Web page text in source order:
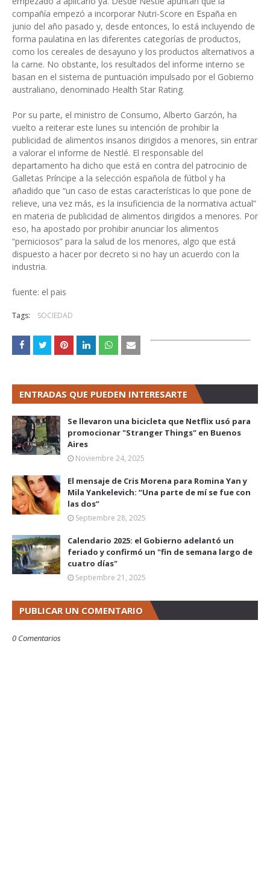
compañía empezó a incorporar Nutri-Score en España en
junio del año pasado y, desde entonces, lo está incluyendo de
forma paulatina en las diferentes categorías de productos,
como los cereales de desayuno y los productos alternativos a
la carne. No obstante, los resultados del informe interno se
basan en el sistema de puntuación impulsado por el Gobierno
australiano, denominado Health Star Rating.
Por su parte, el ministro de Consumo, Alberto Garzón, ha
vuelto a reiterar este lunes su intención de prohibir la
publicidad de alimentos insanos dirigidos a menores, sin entrar
a valorar el informe de Nestlé. El responsable del
departamento ha dicho que está en contra del patrocinio de
Galletas Príncipe a la selección española de fútbol y ha
añadido que “un caso de estas características lo que pone de
relieve, una vez más, es la insuficiencia de la normativa actual”
en materia de publicidad de alimentos dirigidos a menores. Por
eso, ha apostado por prohibir anunciar los alimentos
“perniciosos” para la salud de los menores, algo que está
dispuesto a hacer por decreto si no hay un acuerdo con la
industria.
fuente: el pais
Tags: SOCIEDAD
ENTRADAS QUE PUEDEN INTERESARTE
Se llevaron una bicicleta que Netflix usó para
promocionar "Stranger Things" en Buenos
Aires
Noviembre 24, 2025
El mensaje de Cris Morena para Romina Yan y
Mila Yankelevich: “Una parte de mí se fue con
las dos”
Septiembre 28, 2025
Calendario 2025: el Gobierno adelantó un
feriado y confirmó un "fin de semana largo de
cuatro días"
Septiembre 21, 2025
PUBLICAR UN COMENTARIO
0 Comentarios